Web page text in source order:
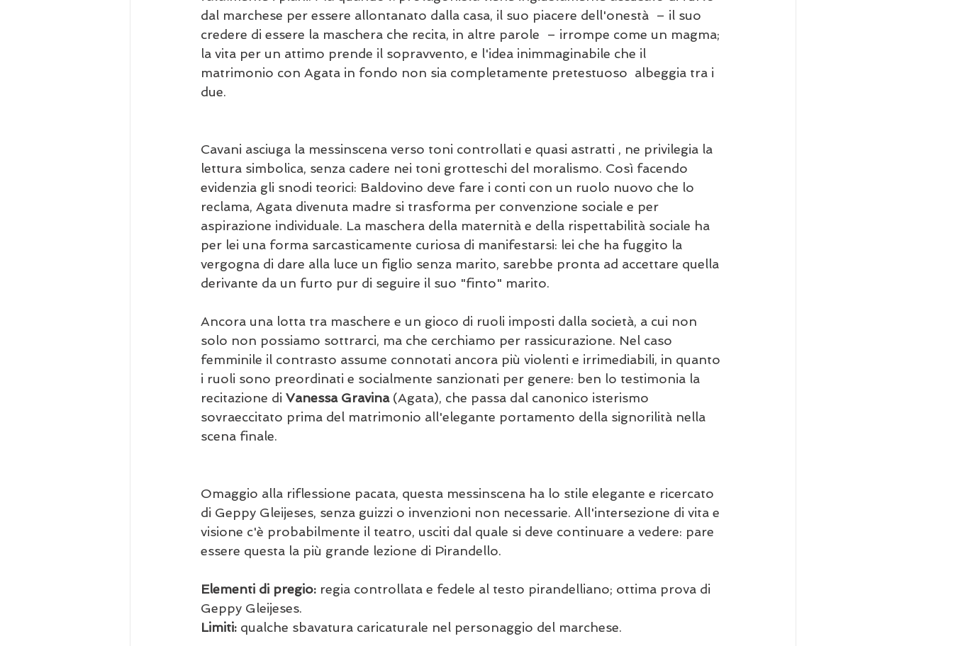
dal marchese per essere allontanato dalla casa, il suo piacere dell'onestà  – il suo
credere di essere la maschera che recita, in altre parole  – irrompe come un magma;
la vita per un attimo prende il sopravvento, e l'idea inimmaginabile che il
matrimonio con Agata in fondo non sia completamente pretestuoso  albeggia tra i
due.
Cavani asciuga la messinscena verso toni controllati e quasi astratti , ne privilegia la
lettura simbolica, senza cadere nei toni grotteschi del moralismo. Così facendo
evidenzia gli snodi teorici: Baldovino deve fare i conti con un ruolo nuovo che lo
reclama, Agata divenuta madre si trasforma per convenzione sociale e per
aspirazione individuale. La maschera della maternità e della rispettabilità sociale ha
per lei una forma sarcasticamente curiosa di manifestarsi: lei che ha fuggito la
vergogna di dare alla luce un figlio senza marito, sarebbe pronta ad accettare quella
derivante da un furto pur di seguire il suo "finto" marito.
Ancora una lotta tra maschere e un gioco di ruoli imposti dalla società, a cui non
solo non possiamo sottrarci, ma che cerchiamo per rassicurazione. Nel caso
femminile il contrasto assume connotati ancora più violenti e irrimediabili, in quanto
i ruoli sono preordinati e socialmente sanzionati per genere: ben lo testimonia la
recitazione di Vanessa Gravina (Agata), che passa dal canonico isterismo
sovraeccitato prima del matrimonio all'elegante portamento della signorilità nella
scena finale.
Omaggio alla riflessione pacata, questa messinscena ha lo stile elegante e ricercato
di Geppy Gleijeses, senza guizzi o invenzioni non necessarie. All'intersezione di vita e
visione c'è probabilmente il teatro, usciti dal quale si deve continuare a vedere: pare
essere questa la più grande lezione di Pirandello.
Elementi di pregio: regia controllata e fedele al testo pirandelliano; ottima prova di
Geppy Gleijeses.
Limiti: qualche sbavatura caricaturale nel personaggio del marchese.